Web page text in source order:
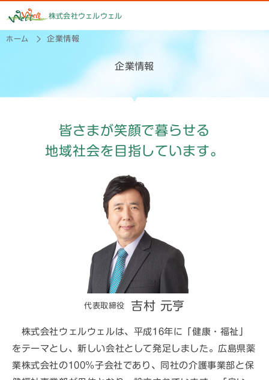
株式会社ウェルウェル
企業情報
ホーム 企業情報
皆さまが笑顔で暮らせる
地域社会を 目指しています。
代表取締役 吉村 元亨
株式会社ウェルウェルは、平成16年に「健康・福祉」
をテーマとし、新しい会社として発足しました。広島県薬
業株式会社の100％子会社であり、同社の介護事業部と保